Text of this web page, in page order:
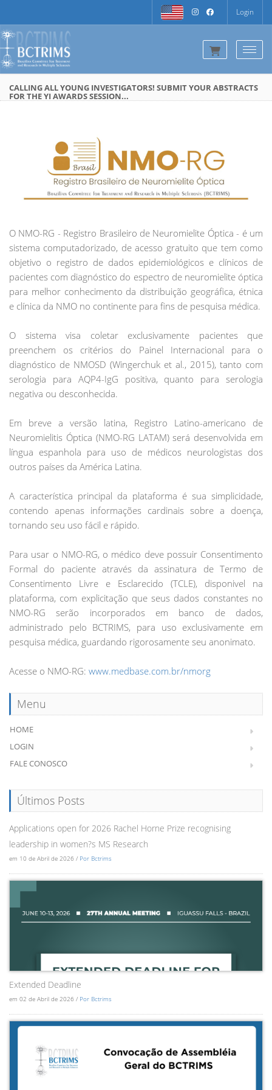
Login
CALLING ALL YOUNG INVESTIGATORS! SUBMIT YOUR ABSTRACTS
FOR THE YI AWARDS SESSION...
O NMO-RG - Registro Brasileiro de Neuromielite Óptica - é um
sistema computadorizado, de acesso gratuito que tem como
objetivo o registro de dados epidemiológicos e clínicos de
pacientes com diagnóstico do espectro de neuromielite óptica
para melhor conhecimento da distribuição geográfica, étnica
e clínica da NMO no continente para fins de pesquisa médica.
O sistema visa coletar exclusivamente pacientes que
preenchem os critérios do Painel Internacional para o
diagnóstico de NMOSD (Wingerchuk et al., 2015), tanto com
serologia para AQP4-IgG positiva, quanto para serologia
negativa ou desconhecida.
Em breve a versão latina, Registro Latino-americano de
Neuromielitis Óptica (NMO-RG LATAM) será desenvolvida em
língua espanhola para uso de médicos neurologistas dos
outros países da América Latina.
A característica principal da plataforma é sua simplicidade,
contendo apenas informações cardinais sobre a doença,
tornando seu uso fácil e rápido.
Para usar o NMO-RG, o médico deve possuir Consentimento
Formal do paciente através da assinatura de Termo de
Consentimento Livre e Esclarecido (TCLE), disponivel na
plataforma, com explicitação que seus dados constantes no
NMO-RG serão incorporados em banco de dados,
administrado pelo BCTRIMS, para uso exclusivamente em
pesquisa médica, guardando rigorosamente seu anonimato.
Acesse o NMO-RG: www.medbase.com.br/nmorg
Menu
HOME
LOGIN
FALE CONOSCO
Últimos Posts
Applications open for 2026 Rachel Horne Prize recognising
leadership in women?s MS Research
em 10 de Abril de 2026 / Por Bctrims
Extended Deadline
em 02 de Abril de 2026 / Por Bctrims